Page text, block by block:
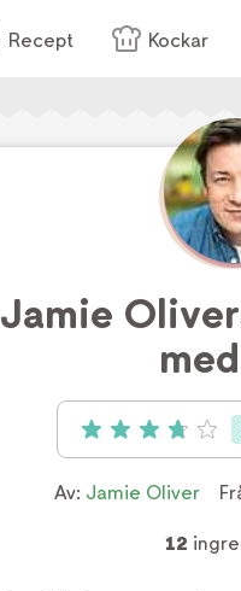
Recept Kockar
Jamie
Betyg: 3.8 av 5 (18
Av: Jamie Oliver
12